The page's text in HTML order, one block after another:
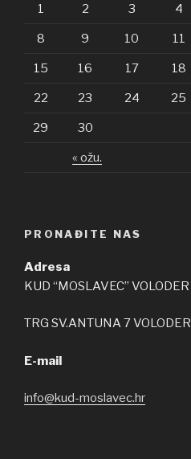
« ožu.
1 2 3 4
8 9 10 11
15 16 17 18
22 23 24 25
29 30
PRONAĐITE NAS
Adresa
KUD “MOSLAVEC” VOLODER
TRG SV.ANTUNA 7 VOLODER
E-mail
info@kud-moslavec.hr